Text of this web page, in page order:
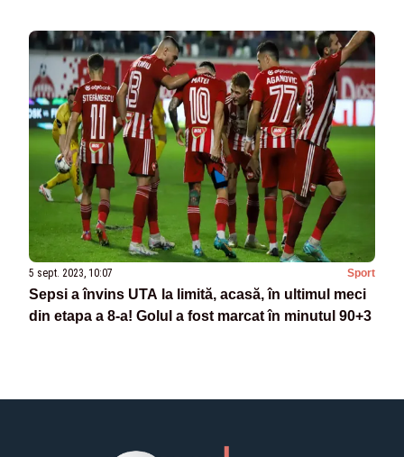
5 sept. 2023, 10:07 Sport
Sepsi a învins UTA la limită, acasă, în ultimul meci
din etapa a 8-a! Golul a fost marcat în minutul 90+3